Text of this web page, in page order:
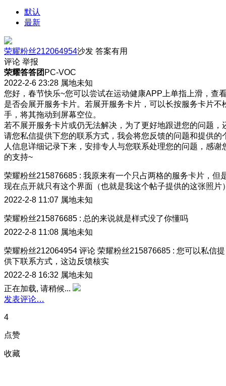
默认
最新
荣耀粉丝212064954沙发 答案有用
评论 举报
荣耀答答团 PC-VOC
2022-2-6 23:28 属地未知
您好，春节快乐~您可以尝试在运动健康APP上单指上滑，查
是否会展开服务卡片。若展开服务卡片，可以长按服务卡片不
手，将其拖动到屏幕空位。
若不展开服务卡片或仍无法解决，为了更好地跟进您的问题，
请您私信提供下您的联系方式，我会将您反馈的问题和提供的
人信息详细记录下来，安排专人与您联系处理您的问题，感谢
的支持~
荣耀粉丝215876685 : 我原来有一个只占两格的服务卡片，但
现在点开就只有这个界面（也就是我这个帖子提供的这张照片
2022-2-8 11:07 属地未知
荣耀粉丝215876685 : 总的来说就是样式没了你懂吗
2022-2-8 11:08 属地未知
荣耀粉丝212064954 评论 荣耀粉丝215876685 : 您可以私信提
供下联系方式，这边反馈核实
2022-2-8 16:32 属地未知
正在加载, 请稍候...
发表评论…
4
点赞
收藏